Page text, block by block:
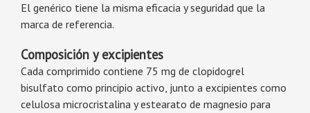
El genérico tiene la misma eficacia y seguridad que la
marca de referencia.
Composición y excipientes
Cada comprimido contiene 75 mg de clopidogrel
bisulfato como principio activo, junto a excipientes como
celulosa microcristalina y estearato de magnesio para